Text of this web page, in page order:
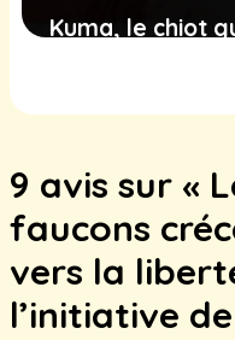
Kuma, le chiot
9 avis sur «
faucons
vers la
l’initiative